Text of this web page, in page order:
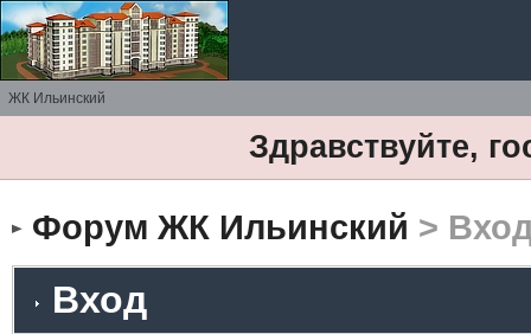
ЖК Ильинский
Здравствуйте,
Форум ЖК Ильинский >
Вход